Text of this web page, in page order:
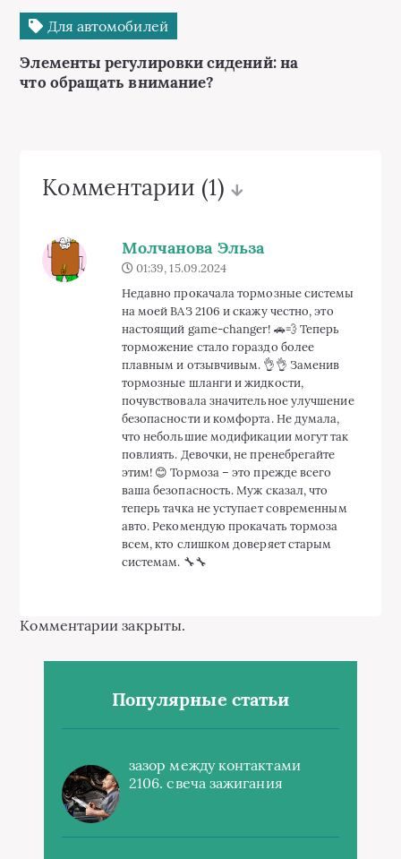
Для автомобилей
Элементы регулировки сидений: на
что обращать внимание?
Комментарии (1)
Молчанова Эльза
01:39, 15.09.2024
Недавно прокачала тормозные системы
на моей ВАЗ 2106 и скажу честно, это
настоящий game-changer! 🚗💨 Теперь
торможение стало гораздо более
плавным и отзывчивым. 👌👌 Заменив
тормозные шланги и жидкости,
почувствовала значительное улучшение
безопасности и комфорта. Не думала,
что небольшие модификации могут так
повлиять. Девочки, не пренебрегайте
этим! 😊 Тормоза – это прежде всего
ваша безопасность. Муж сказал, что
теперь тачка не уступает современным
авто. Рекомендую прокачать тормоза
всем, кто слишком доверяет старым
системам. 🔧🔧
Комментарии закрыты.
Популярные статьи
зазор между контактами
2106. свеча зажигания